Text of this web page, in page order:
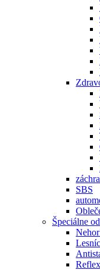
SBS
Špeciálne